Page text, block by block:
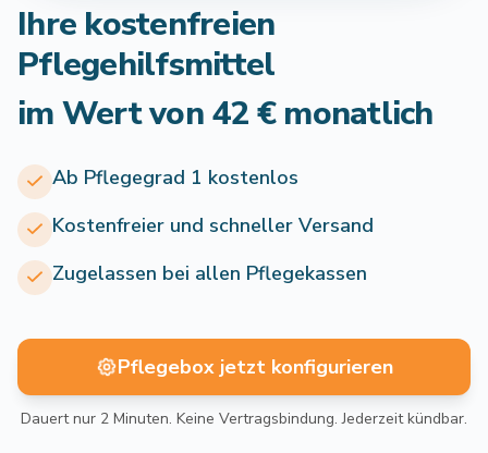
Ihre kostenfreien
Pflegehilfsmittel
im Wert von 42 € monatlich
Ab Pflegegrad 1 kostenlos
Kostenfreier und schneller Versand
Zugelassen bei allen Pflegekassen
Pflegebox jetzt konfigurieren
Dauert nur 2 Minuten. Keine Vertragsbindung. Jederzeit kündbar.